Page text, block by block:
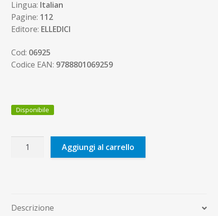
Lingua: Italian
Pagine: 112
Editore: ELLEDICI
Cod: 06925
Codice EAN: 9788801069259
Disponibile
quantità
Aggiungi al carrello
Descrizione